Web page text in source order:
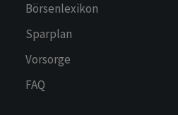
Börsenlexikon
Sparplan
Vorsorge
FAQ